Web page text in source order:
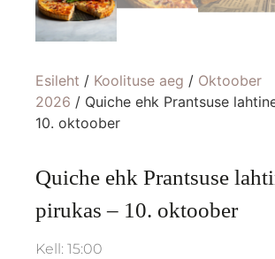
Esileht / Koolituse aeg / Oktoober
2026 / Quiche ehk Prantsuse
10. oktoober
Quiche ehk Prantsuse
pirukas – 10. oktoober
Kell: 15:00